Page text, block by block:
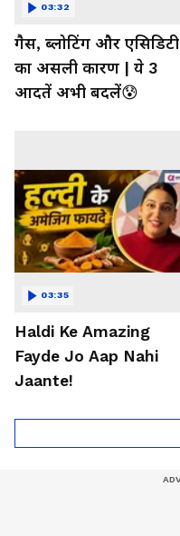
गैस, ब्लोटिंग और एसिडिटी
का असली कारण | ये 3
आदतें अभी बदलें😰
03:32
Haldi Ke Amazing
Fayde Jo Aap Nahi
Jaante!
03:35